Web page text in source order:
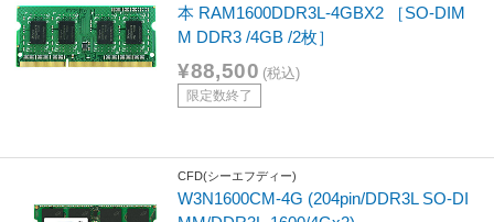
本 RAM1600DDR3L-4GBX2 ［SO-DIM
M DDR3 /4GB /2枚］
¥88,500 (税込)
限定数終了
CFD(シーエフディー)
W3N1600CM-4G (204pin/DDR3L SO-DI